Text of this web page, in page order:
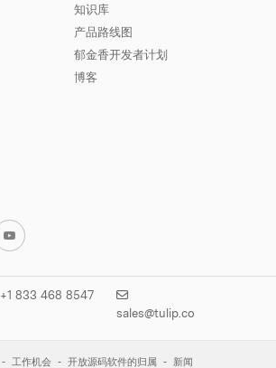
知识库
产品路线图
郁金香开发者计划
博客
+1 833 468 8547
sales@tulip.co
工作机会 开放源码软件的归属 新闻